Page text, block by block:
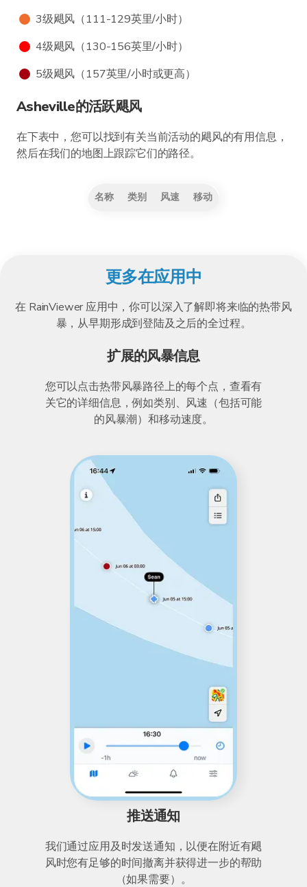
3级飓风（111-129英里/小时）
4级飓风（130-156英里/小时）
5级飓风（157英里/小时或更高）
Asheville的活跃飓风
在下表中，您可以找到有关当前活动的飓风的有用信息，
然后在我们的地图上跟踪它们的路径。
名称 类别 风速 移动
更多在应用中
在 RainViewer 应用中，你可以深入了解即将来临的热带风
暴，从早期形成到登陆及之后的全过程。
扩展的风暴信息
您可以点击热带风暴路径上的每个点，查看有
关它的详细信息，例如类别、风速（包括可能
的风暴潮）和移动速度。
推送通知
我们通过应用及时发送通知，以便在附近有飓
风时您有足够的时间撤离并获得进一步的帮助
（如果需要）。